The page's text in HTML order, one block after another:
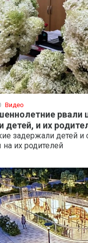
Видео
рвали
детей, и их
задержали детей и
их родителей